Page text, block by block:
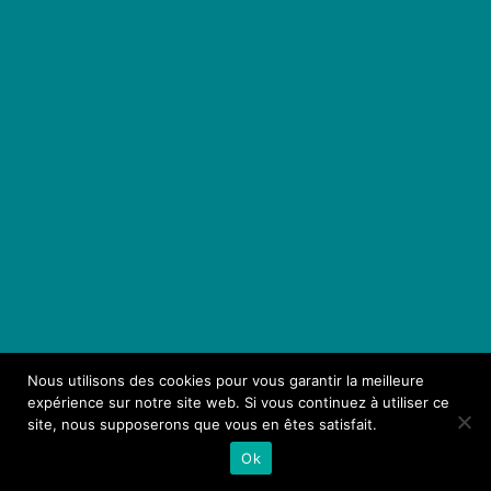
Nous utilisons des cookies pour vous garantir la meilleure
expérience sur notre site web. Si vous continuez à utiliser ce
site, nous supposerons que vous en êtes satisfait.
Ok